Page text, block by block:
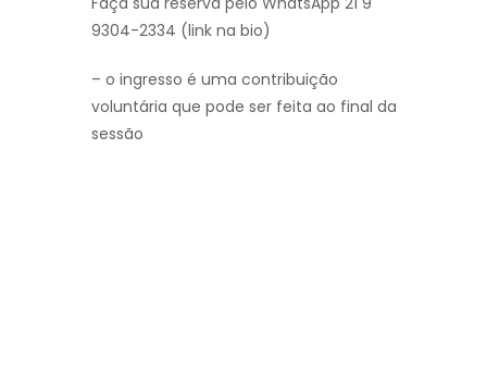
9304-2334 (link na bio)
– o ingresso é uma contribuição
voluntária que pode ser feita ao final da
sessão